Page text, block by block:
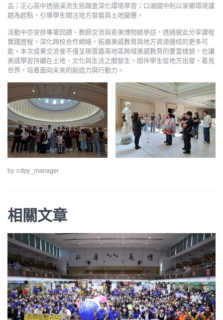
品；正心高中透過溪流生態踏查深化環境學習；口湖國中則以家鄉環境議
題為起點，引導學生關注地方發展與土地變遷。
活動中亦安排專業回饋、教師交流與奇美博物館參訪，透過彼此分享課程
實踐歷程，深化跨校合作網絡，拓展美感教育與地方資源連結的更多可
能。本次成果交流會不僅呈現雲嘉南地區跨域美感教育的豐富樣貌，也讓
美感學習持續在土地、文化與生活之間發生，陪伴學生從地方出發，看見
世界，培養面向未來的創造力與行動力。
by cdpy_manager
相關文章